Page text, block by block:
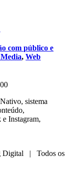
com público e
,Web
sistema
e Instagram,
Digital | Todos os